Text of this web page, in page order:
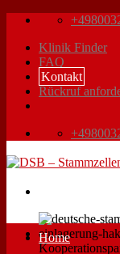
Zum
springenKlinik Finder
FAQ
Kontakt
Rückruf
Home